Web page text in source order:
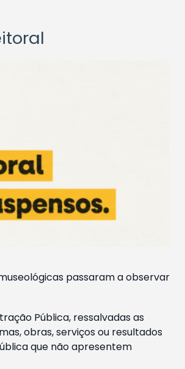
passaram a observar
Pública, ressalvadas as
obras, serviços ou resultados
que não apresentem